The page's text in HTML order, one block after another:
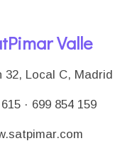
Valle
32, Local C, Madrid
· 699 854 159